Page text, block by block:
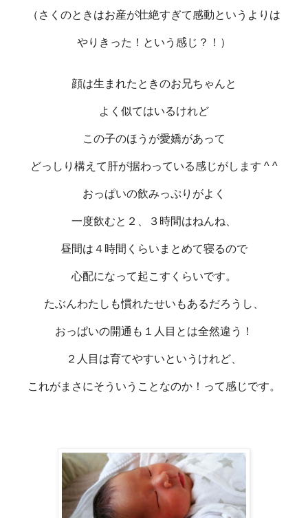
（さくのときはお産が壮絶すぎて感動というよりは
やりきった！という感じ？！）
顔は生まれたときのお兄ちゃんと
よく似てはいるけれど
この子のほうが愛嬌があって
どっしり構えて肝が据わっている感じがします ^ ^
おっぱいの飲みっぷりがよく
一度飲むと２、３時間はねんね、
昼間は４時間くらいまとめて寝るので
心配になって起こすくらいです。
たぶんわたしも慣れたせいもあるだろうし、
おっぱいの開通も１人目とは全然違う！
２人目は育てやすいというけれど、
これがまさにそういうことなのか！って感じです。